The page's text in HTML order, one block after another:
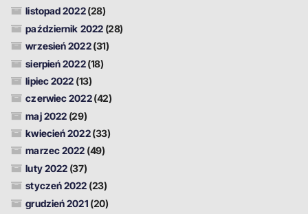
listopad 2022(28)
październik 2022(28)
wrzesień 2022(31)
sierpień 2022(18)
lipiec 2022 (13)
czerwiec 2022(42)
maj 2022 (29)
kwiecień 2022(33)
marzec 2022 (49)
luty 2022 (37)
styczeń 2022 (23)
grudzień 2021 (20)